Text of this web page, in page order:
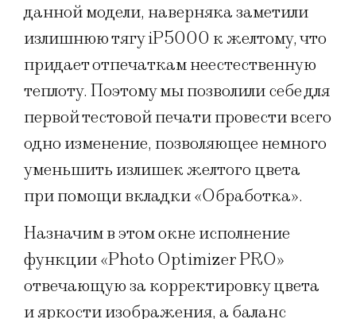
данной модели, наверняка заметили
излишнюю тягу iP5000 к желтому, что
придает отпечаткам неестественную
теплоту. Поэтому мы позволили себе для
первой тестовой печати провести всего
одно изменение, позволяющее немного
уменьшить излишек желтого цвета
при помощи вкладки «Обработка».
Назначим в этом окне исполнение
функции «Photo Optimizer PRO»
отвечающую за корректировку цвета
и яркости изображения, а баланс